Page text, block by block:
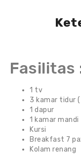
Fasilitas
1 tv
3 kamar tidur (
1 dapur
1 kamar mandi
Kursi
Breakfast 7
Kolam renang